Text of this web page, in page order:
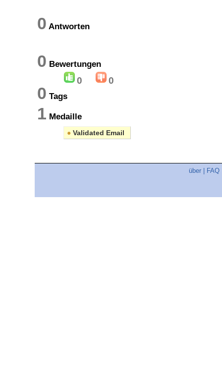
0 Antworten
0 Bewertungen
0 0
0 Tags
1 Medaille
● Validated Email
über FAQ